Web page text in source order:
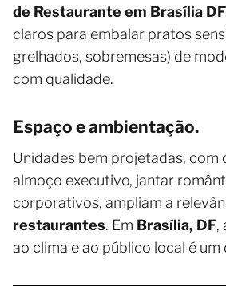
de Restaurante em Brasília DF
claros para embalar pratos
grelhados, sobremesas) de
com qualidade.
Espaço e ambientação.
Unidades bem projetadas, com
almoço executivo, jantar
corporativos, ampliam a
restaurantes. Em Brasília, DF,
ao clima e ao público local é um